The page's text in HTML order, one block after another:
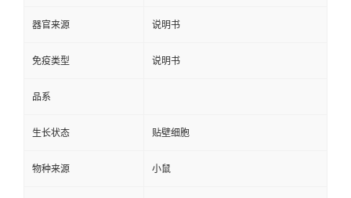
器官来源 说明书
免疫类型 说明书
品系
生长状态 贴壁细胞
物种来源 小鼠